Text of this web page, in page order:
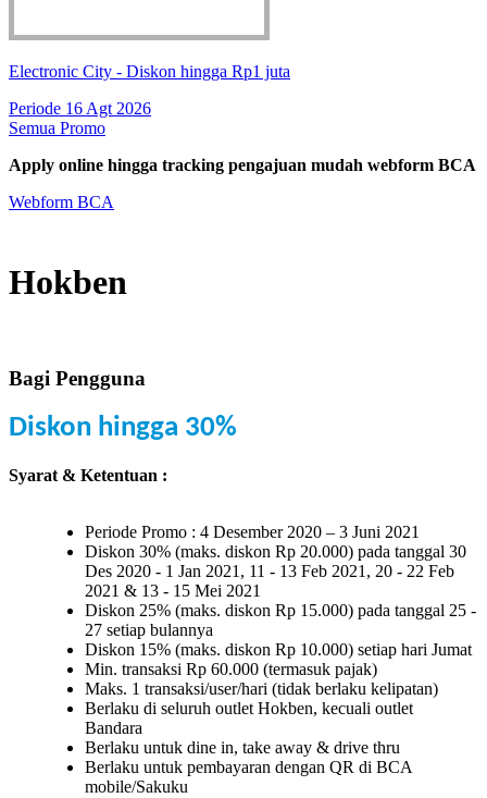
Electronic City - Diskon hingga Rp1 juta
Periode 16 Agt 2026
Semua Promo
Apply online hingga tracking pengajuan mudah webform BCA
Webform BCA
Hokben
Bagi Pengguna
Diskon hingga 30%
Syarat & Ketentuan :
Periode Promo : 4 Desember 2020 – 3 Juni 2021
Diskon 30% (maks. diskon Rp 20.000) pada tanggal 30
Des 2020 - 1 Jan 2021, 11 - 13 Feb 2021, 20 - 22 Feb
2021 & 13 - 15 Mei 2021
Diskon 25% (maks. diskon Rp 15.000) pada tanggal 25 -
27 setiap bulannya
Diskon 15% (maks. diskon Rp 10.000) setiap hari Jumat
Min. transaksi Rp 60.000 (termasuk pajak)
Maks. 1 transaksi/user/hari (tidak berlaku kelipatan)
Berlaku di seluruh outlet Hokben, kecuali outlet
Bandara
Berlaku untuk dine in, take away & drive thru
Berlaku untuk pembayaran dengan QR di BCA
mobile/Sakuku